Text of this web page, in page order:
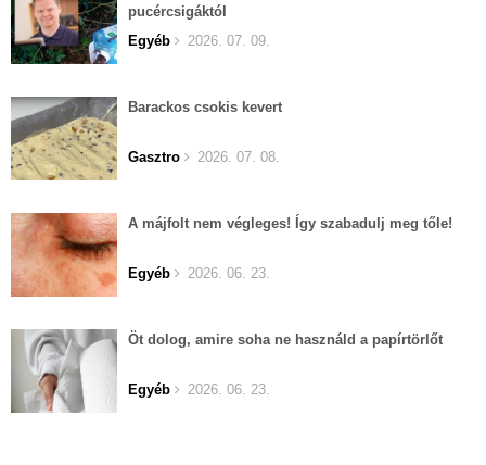
pucércsigáktól
Egyéb
2026. 07. 09.
Barackos csokis kevert
Gasztro 2026. 07. 08.
A májfolt nem végleges! Így szabadulj meg tőle!
Egyéb 2026. 06. 23.
Öt dolog, amire soha ne használd a papírtörlőt
Egyéb 2026. 06. 23.